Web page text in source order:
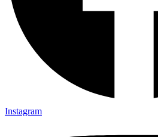
Instagram